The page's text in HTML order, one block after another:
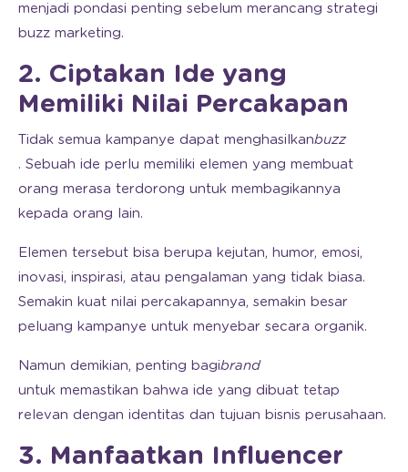
menjadi pondasi penting sebelum merancang strategi
buzz marketing.
2. Ciptakan Ide yang
Memiliki Nilai Percakapan
Tidak semua kampanye dapat menghasilkanbuzz
. Sebuah ide perlu memiliki elemen yang membuat
orang merasa terdorong untuk membagikannya
kepada orang lain.
Elemen tersebut bisa berupa kejutan, humor, emosi,
inovasi, inspirasi, atau pengalaman yang tidak biasa.
Semakin kuat nilai percakapannya, semakin besar
peluang kampanye untuk menyebar secara organik.
Namun demikian, penting bagibrand
untuk memastikan bahwa ide yang dibuat tetap
relevan dengan identitas dan tujuan bisnis perusahaan.
3. Manfaatkan Influencer